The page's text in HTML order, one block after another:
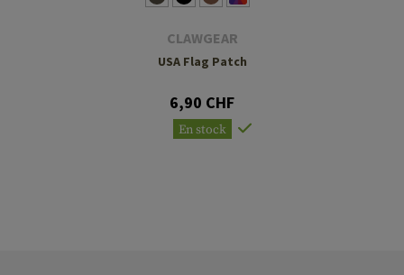
CLAWGEAR
USA Flag Patch
6,90 CHF
En stock